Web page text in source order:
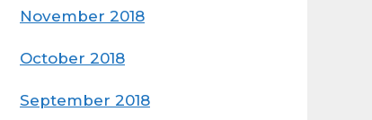
November 2018
October 2018
September 2018